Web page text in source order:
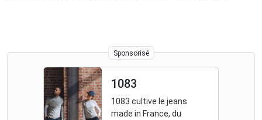
Sponsorisé
1083
1083 cultive le jeans
made in France, du